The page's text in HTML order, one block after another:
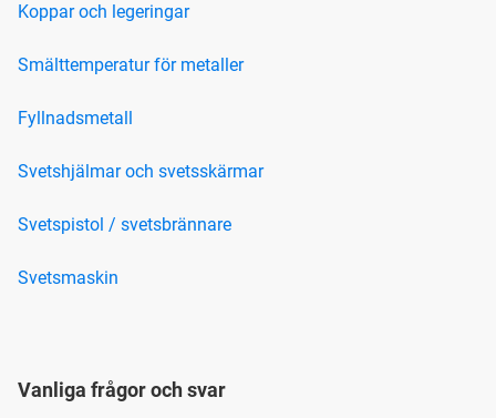
Koppar och legeringar
Smälttemperatur för metaller
Fyllnadsmetall
Svetshjälmar och svetsskärmar
Svetspistol / svetsbrännare
Svetsmaskin
Vanliga frågor och svar